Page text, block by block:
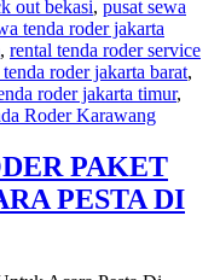
out bekasi, pusat sewa
tenda roder jakarta
, rental tenda roder service
roder jakarta barat,
roder jakarta timur,
Roder Karawang
PAKET
PESTA DI